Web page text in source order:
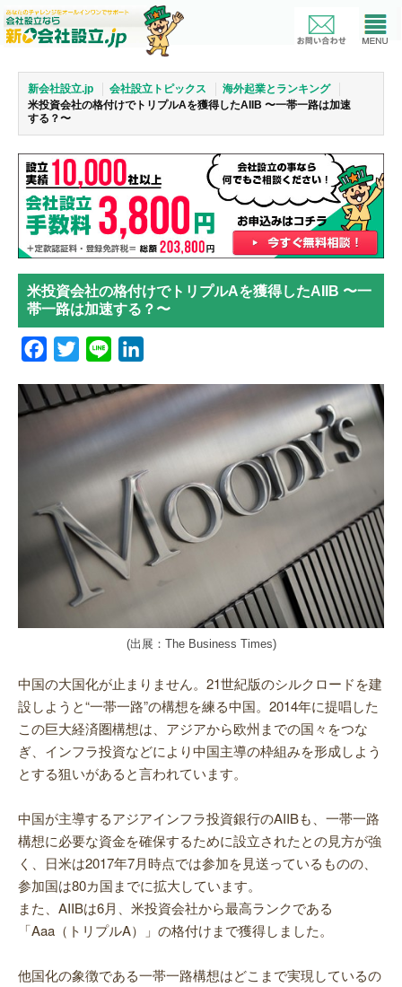
新会社設立.jp 会社設立トピックス
海外起業とランキング
米投資会社の格付けでトリプルAを獲得したAIIB 〜一帯一路は加速
する？〜
米投資会社の格付けでトリプルAを獲得したAIIB 〜一
帯一路は加速する？〜
Facebook
Twitter Line
(出展：The Business Times)
中国の大国化が止まりません。21世紀版のシルクロードを建
設しようと“一帯一路”の構想を練る中国。2014年に提唱した
この巨大経済圏構想は、アジアから欧州までの国々をつな
ぎ、インフラ投資などにより中国主導の枠組みを形成しよう
とする狙いがあると言われています。
中国が主導するアジアインフラ投資銀行のAIIBも、一帯一路
構想に必要な資金を確保するために設立されたとの見方が強
く、日米は2017年7月時点では参加を見送っているものの、
参加国は80カ国までに拡大しています。
また、AIIBは6月、米投資会社から最高ランクである
「Aaa（トリプルA）」の格付けまで獲得しました。
他国化の象徴である一帯一路構想はどこまで実現しているの